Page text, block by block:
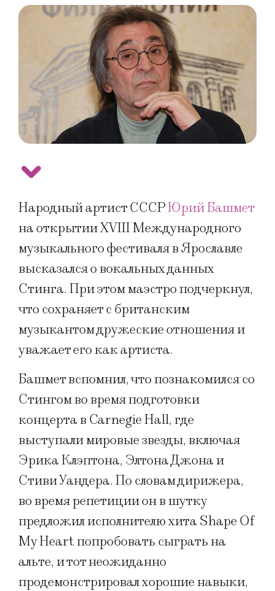
Народный артист СССРЮрий Башмет
на открытии XVIII Международного
музыкального фестиваля в Ярославле
высказался о вокальных данных
Стинга. При этом маэстро подчеркнул,
что сохраняет с британским
музыкантом дружеские отношения и
уважает его как артиста.
Башмет вспомнил, что познакомился со
Стингом во время подготовки
концерта в Carnegie Hall, где
выступали мировые звезды, включая
Эрика Клэптона, Элтона Джона и
Стиви Уандера. По словам дирижера,
во время репетиции он в шутку
предложил исполнителю хита Shape Of
My Heart попробовать сыграть на
альте, и тот неожиданно
продемонстрировал хорошие навыки,